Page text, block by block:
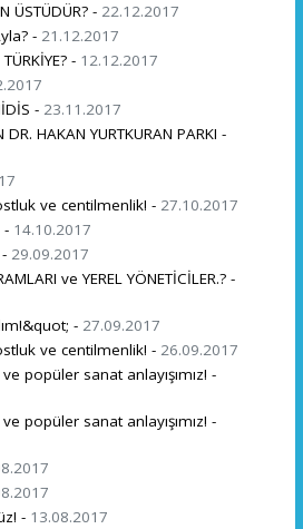
ÜSTÜDÜR? - 22.12.2017
- 21.12.2017
- 12.12.2017
- 23.11.2017
HAKAN YURTKURAN PARKI -
ve centilmenlik! - 27.10.2017
- 14.10.2017
29.09.2017
ve YEREL YÖNETİCİLER.? -
- 27.09.2017
ve centilmenlik! - 26.09.2017
popüler sanat anlayışımız! -
popüler sanat anlayışımız! -
- 13.08.2017